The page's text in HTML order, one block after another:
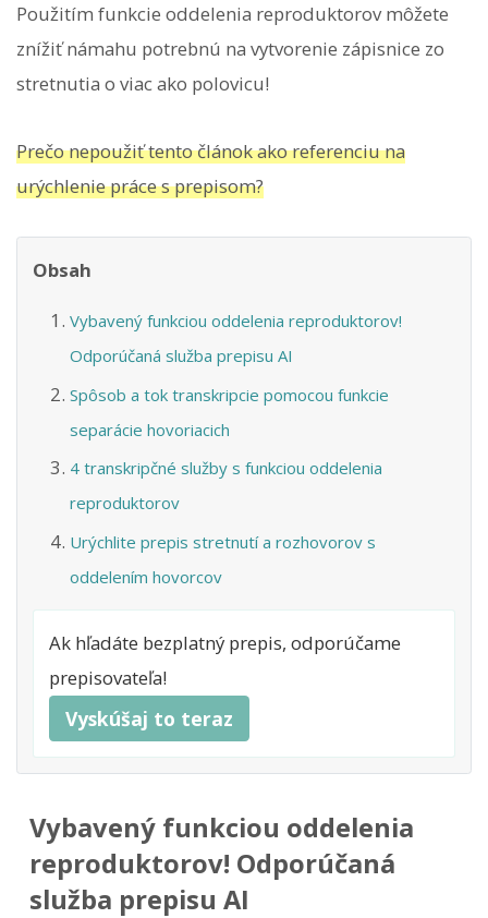
Použitím funkcie oddelenia reproduktorov môžete
znížiť námahu potrebnú na vytvorenie zápisnice zo
stretnutia o viac ako polovicu!
Prečo nepoužiť tento článok ako referenciu na
urýchlenie práce s prepisom?
Obsah
Vybavený funkciou oddelenia reproduktorov!
Odporúčaná služba prepisu AI
Spôsob a tok transkripcie pomocou funkcie
separácie hovoriacich
4 transkripčné služby s funkciou oddelenia
reproduktorov
Urýchlite prepis stretnutí a rozhovorov s
oddelením hovorcov
Ak hľadáte bezplatný prepis, odporúčame
prepisovateľa!
Vyskúšaj to teraz
Vybavený funkciou oddelenia
reproduktorov! Odporúčaná
služba prepisu AI